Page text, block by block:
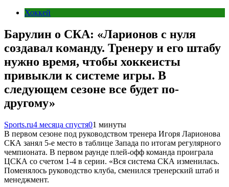
Хоккей
Барулин о СКА: «Ларионов с нуля
создавал команду. Тренеру и его штабу
нужно время, чтобы хоккеисты
привыкли к системе игры. В
следующем сезоне все будет по-
другому»
Sports.ru4 месяца спустя01 минуты
В первом сезоне под руководством тренера Игоря Ларионова
СКА занял 5-е место в таблице Запада по итогам регулярного
чемпионата. В первом раунде плей-офф команда проиграла
ЦСКА со счетом 1-4 в серии. «Вся система СКА изменилась.
Поменялось руководство клуба, сменился тренерский штаб и
менеджмент.